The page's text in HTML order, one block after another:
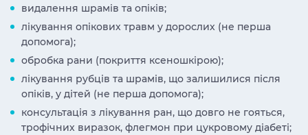
видалення шрамів та опіків;
лікування опікових травм у дорослих (не перша
допомога);
обробка рани (покриття ксеношкірою);
лікування рубців та шрамів, що залишилися після
опіків, у дітей (не перша допомога);
консультація з лікування ран, що довго не гояться,
трофічних виразок, флегмон при цукровому діабеті;